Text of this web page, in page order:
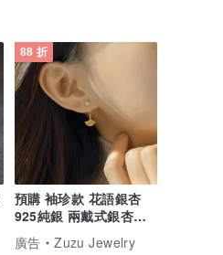
88 折
預購 袖珍款 花語銀杏
925純銀 兩戴式銀杏耳
環
廣告
Zuzu Jewelry